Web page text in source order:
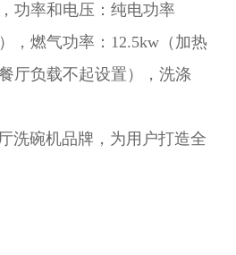
功率和电压：纯电功率
，燃气功率：12.5kw（加热
厅负载不起设置），洗涤
碗机品牌，为用户打造全